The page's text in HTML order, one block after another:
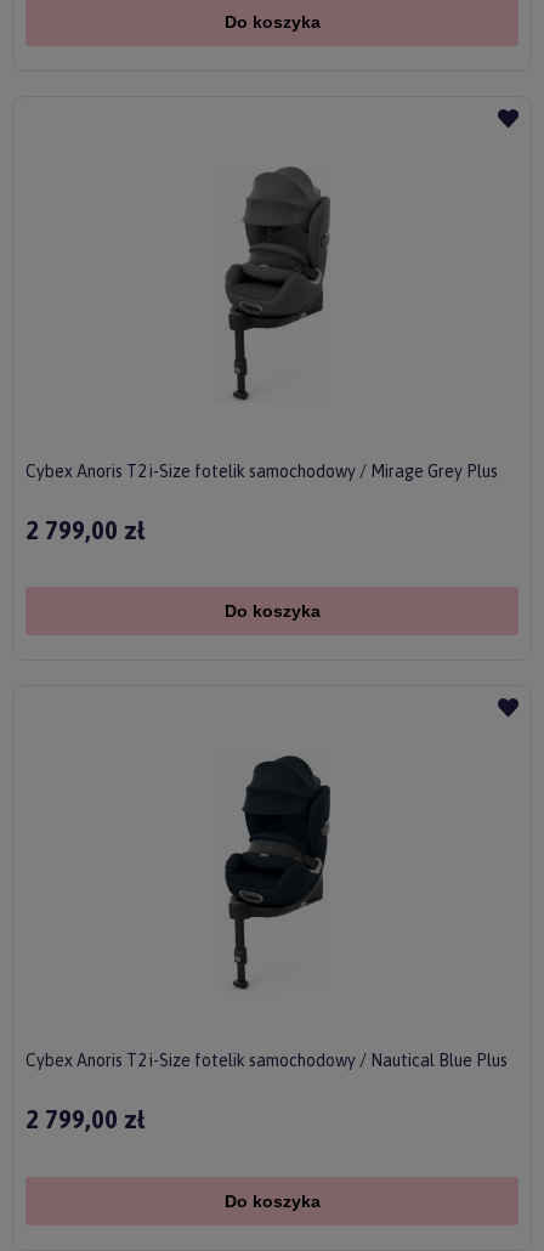
Do koszyka
Cybex Anoris T2 i-Size fotelik samochodowy / Mirage Grey Plus
2 799,00 zł
Do koszyka
Cybex Anoris T2 i-Size fotelik samochodowy / Nautical Blue Plus
2 799,00 zł
Do koszyka